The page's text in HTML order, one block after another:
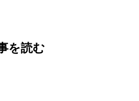
を読む